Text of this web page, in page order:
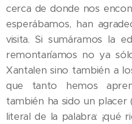
cerca de donde nos
esperábamos, han
visita. Si sumáramos la
remontaríamos no ya
Xantalen sino también a
que tanto hemos
también ha sido un
literal de la palabra: ¡qué